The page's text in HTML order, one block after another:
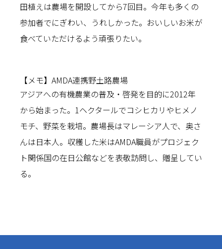
田植えは農場を開設してから7回目。今年も多くの
参加者でにぎわい、うれしかった。おいしいお米が
食べていただけるよう頑張りたい。
【メモ】AMDA連携野土路農場
アジアへの有機農業の普及・啓発を目的に2012年
から始まった。1ヘクタールでコシヒカリやヒメノ
モチ、野菜を栽培。農場長はマレーシア人で、奥さ
んは日本人。収穫した米はAMDA職員がプロジェク
ト関係国の在日公館などを表敬訪問し、贈呈してい
る。